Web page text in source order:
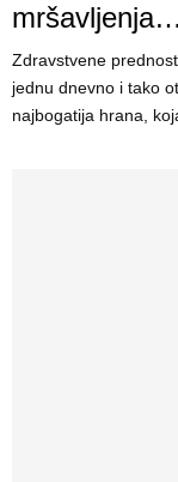
mršavljenja…
Zdravstvene
jednu dnevno i tako
najbogatija hrana,